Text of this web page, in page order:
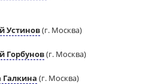
Устинов(г. Москва)
Горбунов(г. Москва)
Галкина (г. Москва)